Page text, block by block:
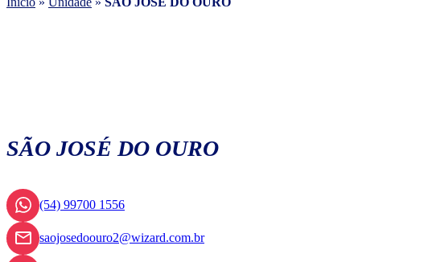
SÃO JOSÉ DO OURO
(54) 99700 1556
saojosedoouro2@wizard.com.br